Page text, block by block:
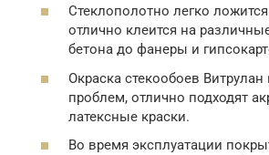
Стеклополотно легко ложится
отлично клеится на
бетона до фанеры и
Окраска стекообоев Витрулан
проблем, отлично подходят
латексные краски.
Во время эксплуатации